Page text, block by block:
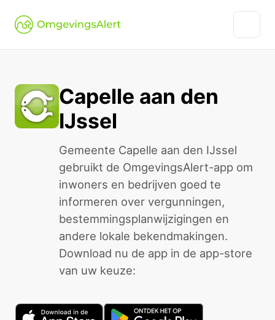
Capelle aan den
IJssel
Gemeente Capelle aan den IJssel
gebruikt de OmgevingsAlert-app om
inwoners en bedrijven goed te
informeren over vergunningen,
bestemmingsplanwijzigingen en
andere lokale bekendmakingen.
Download nu de app in de app-store
van uw keuze: